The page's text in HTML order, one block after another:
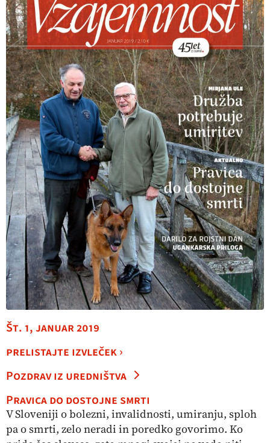
Št. 1, januar 2019
prelistajte izvleček ›
Pozdrav iz uredništva
Pravica do dostojne smrti
V Sloveniji o bolezni, invalidnosti, umiranju, sploh
pa o smrti, zelo neradi in poredko go vorimo. Ko